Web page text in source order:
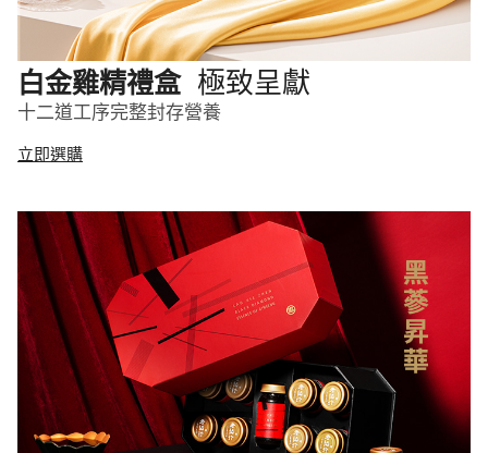
白金雞精禮盒 極致呈獻
十二道工序完整封存營養
立即選購